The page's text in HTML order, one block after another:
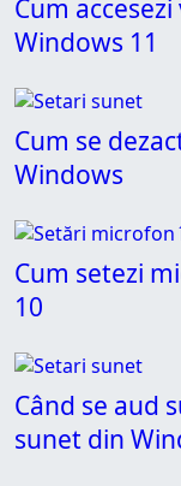
Cum
Windows 11
Cum se
Windows
Cum setezi
10
Când se aud
sunet din